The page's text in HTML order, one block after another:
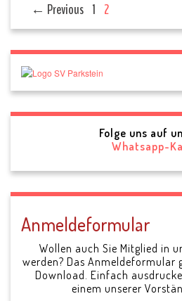
← Previous 1 2
Folge uns auf
Whatsapp-
Anmeldeformular
Wollen auch Sie Mitglied in
werden? Das Anmeldeformular
Download. Einfach
einem unserer